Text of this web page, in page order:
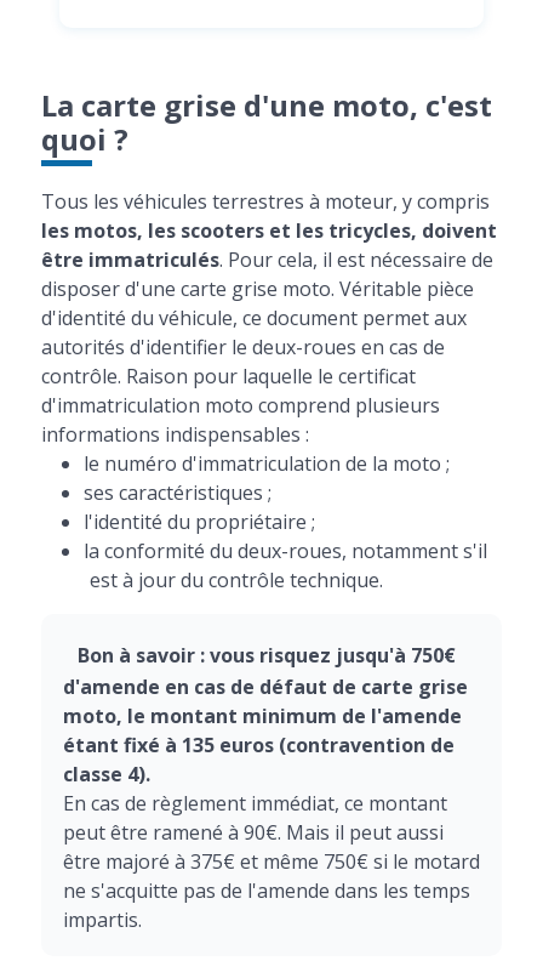
La carte grise d'une moto, c'est
quoi ?
Tous les véhicules terrestres à moteur, y compris
les motos, les scooters et les tricycles, doivent
être immatriculés. Pour cela, il est nécessaire de
disposer d'une carte grise moto. Véritable pièce
d'identité du véhicule, ce document permet aux
autorités d'identifier le deux-roues en cas de
contrôle. Raison pour laquelle le certificat
d'immatriculation moto comprend plusieurs
informations indispensables :
le numéro d'immatriculation de la moto ;
ses caractéristiques ;
l'identité du propriétaire ;
la conformité du deux-roues, notamment s'il
est à jour du contrôle technique.
Bon à savoir : vous risquez jusqu'à 750€
d'amende en cas de défaut de carte grise
moto, le montant minimum de l'amende
étant fixé à 135 euros (contravention de
classe 4).
En cas de règlement immédiat, ce montant
peut être ramené à 90€. Mais il peut aussi
être majoré à 375€ et même 750€ si le motard
ne s'acquitte pas de l'amende dans les temps
impartis.